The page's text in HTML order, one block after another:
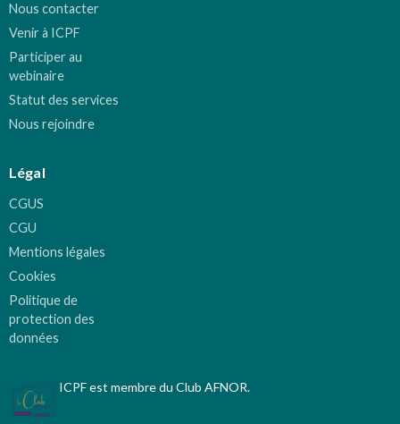
Nous contacter
Venir à ICPF
Participer au
webinaire
Statut des services
Nous rejoindre
Légal
CGUS
CGU
Mentions légales
Cookies
Politique de
protection des
données
ICPF est membre du Club AFNOR.